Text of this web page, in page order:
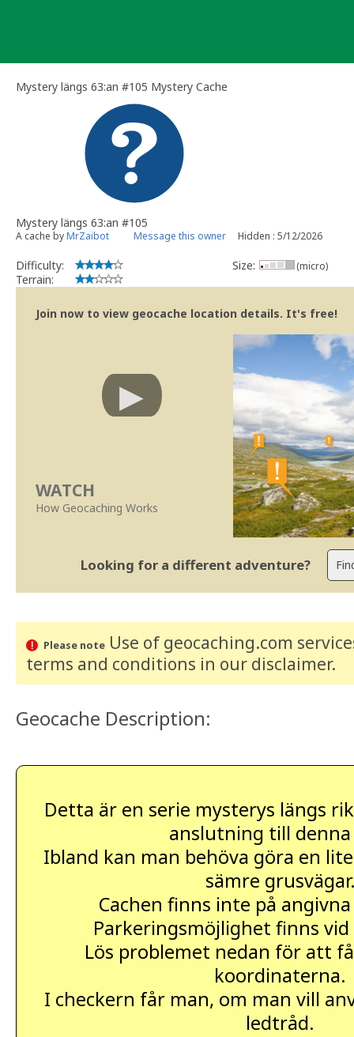
Mystery längs 63:an #105 Mystery Cache
Mystery längs 63:an #105
A cache byMrZaibot Message this owner Hidden : 5/12/2026
Difficulty:
Terrain:
Size: (micro)
Join now to view geocache location details. It's free!
WATCH
How Geocaching Works
Looking for a different adventure?
Please noteUse of geocaching.com
terms and conditions in our disclaimer.
Geocache Description:
Detta är en serie mysterys längs
anslutning till denna
Ibland kan man behöva göra en
sämre
Cachen finns inte på
Parkeringsmöjlighet finns
Lös problemet nedan för att
koordinaterna.
I checkern får man, om man vill
ledtråd.